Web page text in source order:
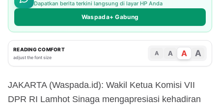
Dapatkan berita terkini langsung di layar HP Anda
Waspada+ Gabung
READING COMFORT
adjust the font size
A A A A
JAKARTA (Waspada.id): Wakil Ketua Komisi VII
DPR RI Lamhot Sinaga mengapresiasi kehadiran